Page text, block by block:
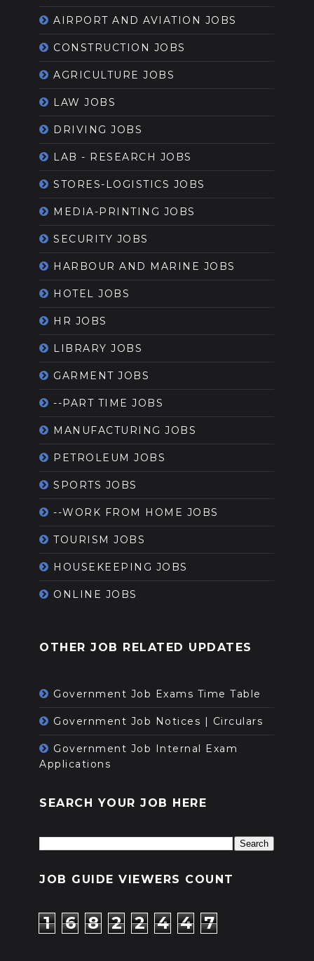
AIRPORT AND AVIATION JOBS
CONSTRUCTION JOBS
AGRICULTURE JOBS
LAW JOBS
DRIVING JOBS
LAB - RESEARCH JOBS
STORES-LOGISTICS JOBS
MEDIA-PRINTING JOBS
SECURITY JOBS
HARBOUR AND MARINE JOBS
HOTEL JOBS
HR JOBS
LIBRARY JOBS
GARMENT JOBS
--PART TIME JOBS
MANUFACTURING JOBS
PETROLEUM JOBS
SPORTS JOBS
--WORK FROM HOME JOBS
TOURISM JOBS
HOUSEKEEPING JOBS
ONLINE JOBS
OTHER JOB RELATED UPDATES
Government Job Exams Time Table
Government Job Notices | Circulars
Government Job Internal Exam
Applications
SEARCH YOUR JOB HERE
JOB GUIDE VIEWERS COUNT
1 6 8 2 2 4 4 7